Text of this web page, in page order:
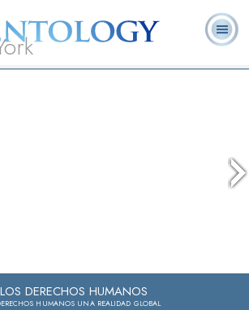
DERECHOS HUMANOS
HUMANOS UNA REALIDAD GLOBAL